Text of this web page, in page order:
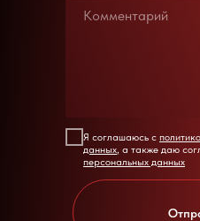
Я соглашаюсь с
данных, а также даю
персональных данных